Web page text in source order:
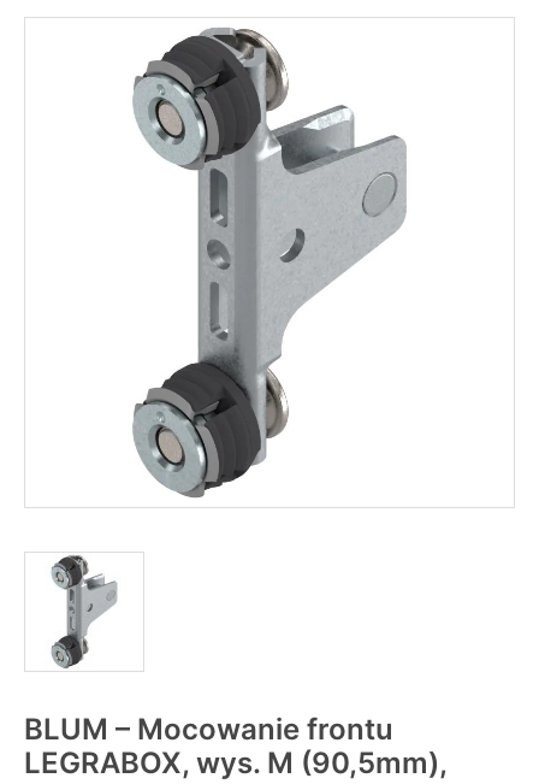
BLUM – Mocowanie frontu
LEGRABOX, wys. M (90,5mm),